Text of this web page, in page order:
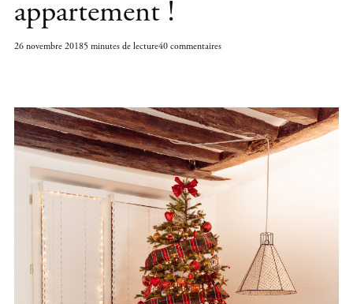
appartement !
26 novembre 20185 minutes de lecture40 commentaires